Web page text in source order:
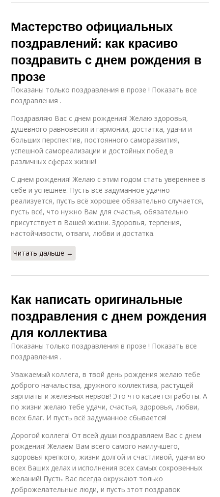
Мастерство официальных
поздравлений: как красиво
поздравить с днем рождения в
прозе
Показаны только поздравления в прозе ! Показать все
поздравления .
Поздравляю Вас с днем рождения! Желаю здоровья,
душевного равновесия и гармонии, достатка, удачи и
больших перспектив, постоянного саморазвития,
успешной самореализации и достойных побед в
различных сферах жизни!
С днем рождения! Желаю с этим годом стать увереннее в
себе и успешнее. Пусть всё задуманное удачно
реализуется, пусть всё хорошее обязательно случается,
пусть всё, что нужно Вам для счастья, обязательно
присутствует в Вашей жизни. Здоровья, терпения,
настойчивости, отваги, любви и достатка.
Читать дальше →
Как написать оригинальные
поздравления с днем рождения
для коллектива
Показаны только поздравления в прозе ! Показать все
поздравления .
Уважаемый коллега, в твой день рождения желаю тебе
доброго начальства, дружного коллектива, растущей
зарплаты и железных нервов! Это что касается работы. А
по жизни желаю тебе удачи, счастья, здоровья, любви,
всех благ. И пусть всё задуманное сбывается!
Дорогой коллега! От всей души поздравляем Вас с днем
рождения! Желаем Вам всего самого наилучшего,
здоровья крепкого, жизни долгой и счастливой, удачи во
всех Ваших делах и исполнения всех самых сокровенных
желаний! Пусть Вас всегда окружают только
доброжелательные люди, и пусть этот поздравок